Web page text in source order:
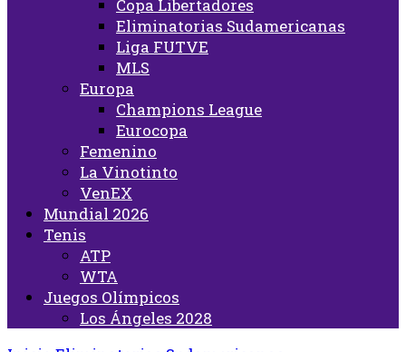
Copa Libertadores
Eliminatorias Sudamericanas
Liga FUTVE
MLS
Europa
Champions League
Eurocopa
Femenino
La Vinotinto
VenEX
Mundial 2026
Tenis
ATP
WTA
Juegos Olímpicos
Los Ángeles 2028